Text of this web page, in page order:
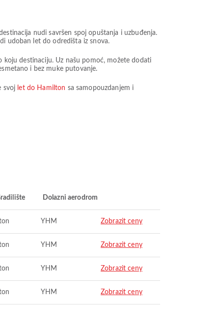
nudi savršen spoj opuštanja i uzbuđenja.
udoban let do odredišta iz snova.
koju destinaciju. Uz našu pomoć, možete dodati
i bez muke putovanje.
svoj let do Hamilton sa samopouzdanjem i
Dolazni aerodrom
YHM Zobrazit ceny
YHM Zobrazit ceny
YHM Zobrazit ceny
YHM Zobrazit ceny